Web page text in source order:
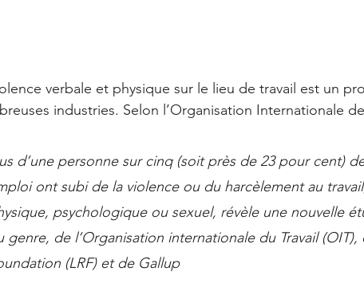
verbale et physique sur le lieu de travail est un
industries. Selon l’Organisation Internationale de
d’une personne sur cinq (soit près de 23 pour cent)
ont subi de la violence ou du harcèlement au
psychologique ou sexuel, révèle une nouvelle
genre, de l’Organisation internationale du Travail (OIT),
(LRF) et de Gallup